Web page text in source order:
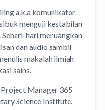
a.k.a komunikator
menguji kestabilan
hari menuangkan
danaudio sambil
makalah ilmiah
sains.
Manager 365
Science Institute.